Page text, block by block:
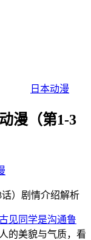
日本动漫
漫（第1-3
见同学是沟通鲁
的美貌与气质，看